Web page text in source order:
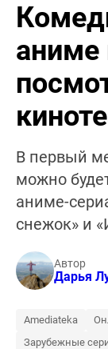
аниме
В первый
можно
аниме-
снежок» и
Автор
Дарья
Amediateka
Зарубежные